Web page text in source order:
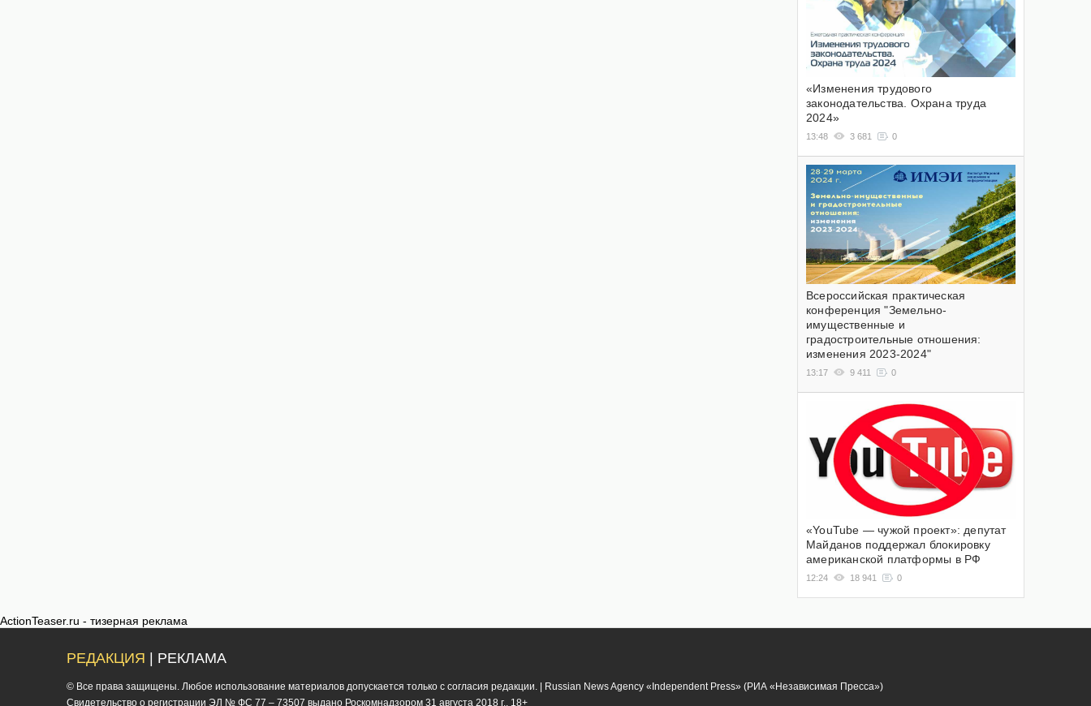
«Изменения трудового
законодательства. Охрана труда
2024»
13:48 3 681 0
Всероссийская практическая
конференция "Земельно-
имущественные и
градостроительные отношения:
изменения 2023-2024"
13:17 9 411 0
«YouTube — чужой проект»: депутат
Майданов поддержал блокировку
американской платформы в РФ
12:24 18 941 0
ActionTeaser.ru - тизерная реклама
РЕДАКЦИЯ | РЕКЛАМА
© Все права защищены. Любое использование материалов допускается только с согласия редакции. | Russian News Agency «Independent Press» (РИА «Независимая Пресса»)
Cвидетельство о регистрации ЭЛ № ФС 77 – 73507 выдано Роскомнадзором 31 августа 2018 г.. 18+